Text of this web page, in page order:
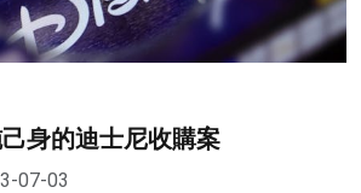
身的迪士尼收購案
07-03